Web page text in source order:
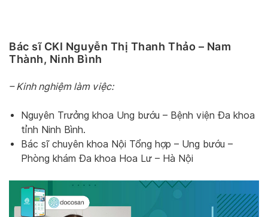
Bác sĩ CKI Nguyễn Thị Thanh Thảo – Nam
Thành, Ninh Bình
– Kinh nghiệm làm việc:
Nguyên Trưởng khoa Ung bướu – Bệnh viện Đa khoa
tỉnh Ninh Bình.
Bác sĩ chuyên khoa Nội Tổng hợp – Ung bướu –
Phòng khám Đa khoa Hoa Lư – Hà Nội